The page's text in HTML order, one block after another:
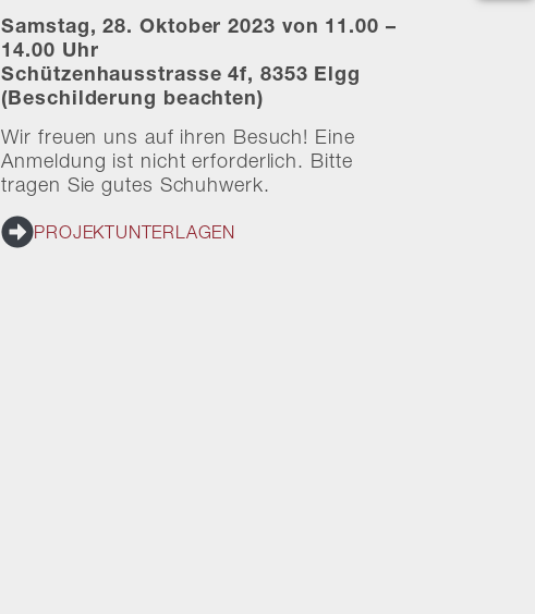
Samstag, 28. Oktober 2023 von 11.00 –
14.00 Uhr
Schützenhausstrasse 4f, 8353 Elgg
(Beschilderung beachten)
Wir freuen uns auf ihren Besuch! Eine
Anmeldung ist nicht erforderlich. Bitte
tragen Sie gutes Schuhwerk.
PROJEKTUNTERLAGEN